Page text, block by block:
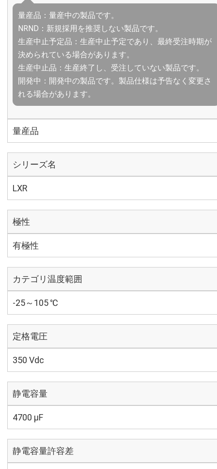
量産品：量産中の製品です。
NRND：新規採用を推奨しない製品です。
生産中止予定品：生産中止予定であり、最終受注時期が
決められている場合があります。
生産中止品：生産終了し、受注していない製品です。
開発中：開発中の製品です。製品仕様は予告なく変更さ
れる場合があります。
量産品
シリーズ名
LXR
極性
有極性
カテゴリ温度範囲
-25～105 ℃
定格電圧
350 Vdc
静電容量
4700 µF
静電容量許容差